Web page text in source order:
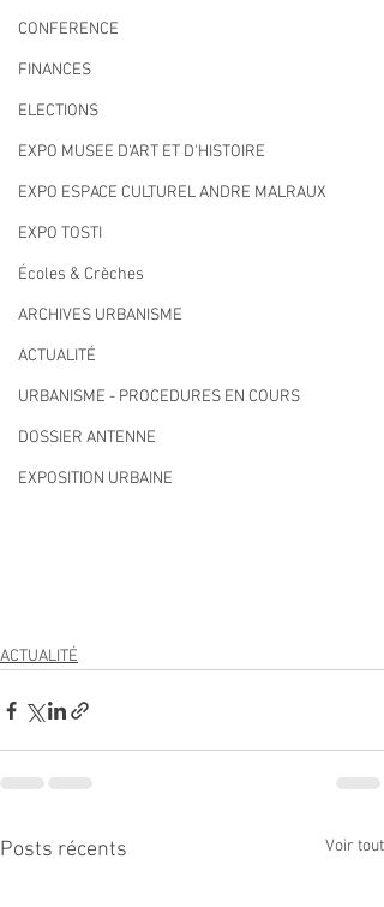
CONFERENCE
FINANCES
ELECTIONS
EXPO MUSEE D'ART ET D'HISTOIRE
EXPO ESPACE CULTUREL ANDRE MALRAUX
EXPO TOSTI
Écoles & Crèches
ARCHIVES URBANISME
ACTUALITÉ
URBANISME - PROCEDURES EN COURS
DOSSIER ANTENNE
EXPOSITION URBAINE
ACTUALITÉ
Posts récents Voir tout